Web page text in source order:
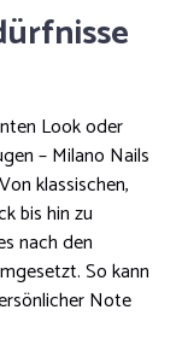
Look oder
– Milano Nails
klassischen,
bis hin zu
nach den
So kann
Note